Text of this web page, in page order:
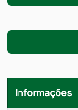
Informações